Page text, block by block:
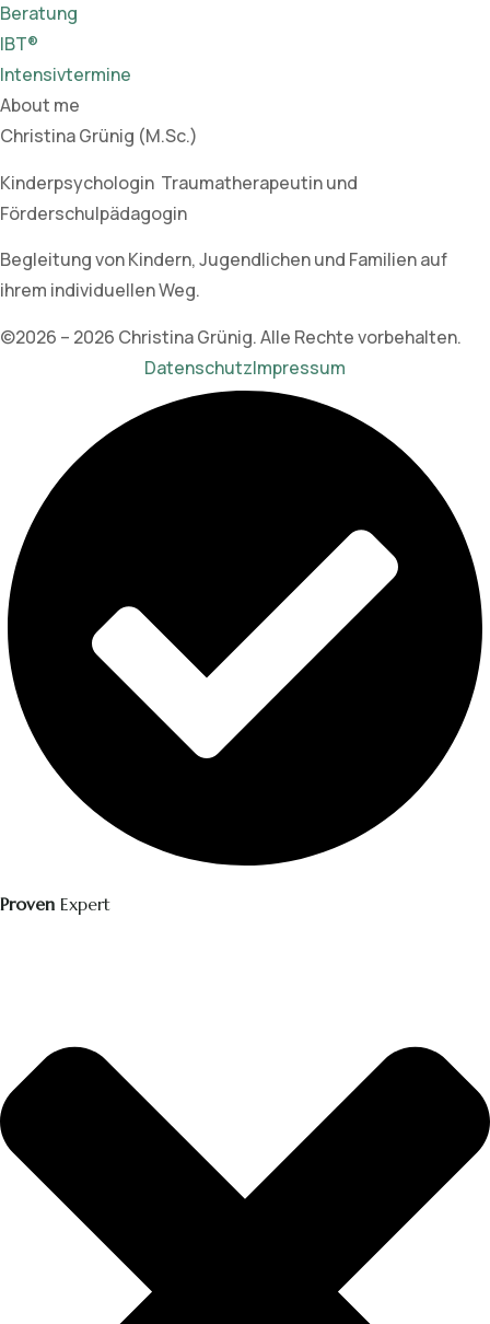
Beratung
IBT®
Intensivtermine
About me
Christina Grünig (M.Sc.)
Kinderpsychologin Traumatherapeutin und
Förderschulpädagogin
Begleitung von Kindern, Jugendlichen und Familien auf
ihrem individuellen Weg.
©2026 – 2026 Christina Grünig. Alle Rechte vorbehalten.
DatenschutzImpressum
Proven Expert